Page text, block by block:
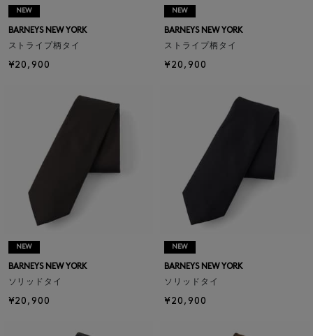
NEW
BARNEYS NEW YORK
ストライプ柄タイ
¥20,900
NEW
BARNEYS NEW YORK
ストライプ柄タイ
¥20,900
NEW
BARNEYS NEW YORK
ソリッドタイ
¥20,900
NEW
BARNEYS NEW YORK
ソリッドタイ
¥20,900